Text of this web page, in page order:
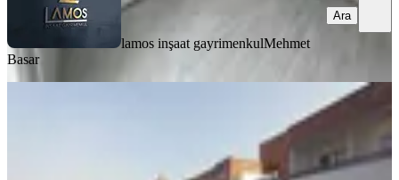
lamos inşaat gayrimenkulMehmet
Basar
Ara
Remax Toros'tan Limonlu'da Deniz
Manzaralı Eşyalı Satılık 2+1
Erdemli, Tırtar Mahallesi